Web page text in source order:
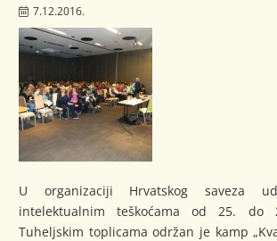
7.12.2016.
U organizaciji Hrvatskog saveza
intelektualnim teškoćama od 25. do
Tuheljskim toplicama održan je kamp